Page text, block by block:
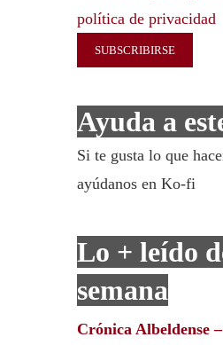
política de privacidad
Ayuda a
Si te gusta lo que
ayúdanos en Ko-fi
Lo + leído
semana
Crónica Albeldense